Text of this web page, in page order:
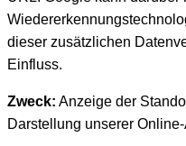
dieser zusätzlichen
Einfluss.
Zweck: Anzeige der
Darstellung unserer